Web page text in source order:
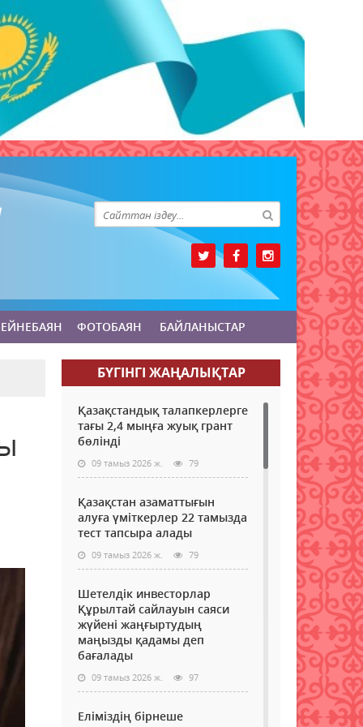
ФОТОБАЯН БАЙЛАНЫСТАР
БҮГІНГI ЖАҢАЛЫҚТАР
Қазақстандық талапкерлерге
тағы 2,4 мыңға жуық грант
бөлінді
09 тамыз 2026 ж. 79
Қазақстан азаматтығын
алуға үміткерлер 22 тамызда
тест тапсыра алады
09 тамыз 2026 ж. 79
Шетелдік инвесторлар
Құрылтай сайлауын саяси
жүйені жаңғыртудың
маңызды қадамы деп
бағалады
09 тамыз 2026 ж. 97
Еліміздің бірнеше